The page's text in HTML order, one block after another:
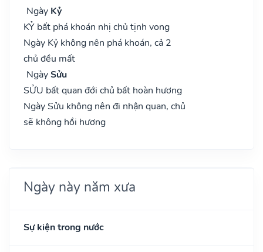
Ngày Kỷ
KỶ bất phá khoán nhị chủ tịnh vong
Ngày Kỷ không nên phá khoán, cả 2
chủ đều mất
NgàySửu
SỬU bất quan đới chủ bất hoàn hương
Ngày Sửu không nên đi nhận quan, chủ
sẽ không hồi hương
Ngày này năm xưa
Sự kiện trong nước